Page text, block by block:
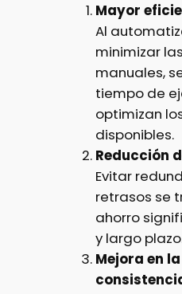
Mayor
Al
minimizar
manuales,
tiempo de
optimizan
disponibles.
Reducción
Evitar
retrasos se
ahorro
y largo
Mejora en